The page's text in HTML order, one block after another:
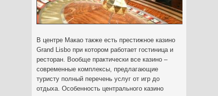
В центре Макао также есть престижное казино
Grand Lisbo при котором работает гостиница и
ресторан. Вообще практически все казино –
современные комплексы, предлагающие
туристу полный перечень услуг от игр до
отдыха. Особенность центрального казино